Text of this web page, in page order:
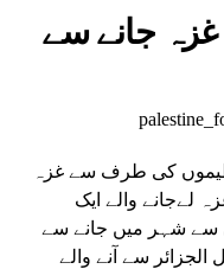
غزہ جانے سے
کی طرف سے غزہ
لےجانے والے ایک
سے شہر میں جانے سے
سے آنے والے